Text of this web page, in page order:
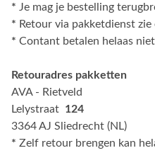
* Je mag je bestelling
* Retour via pakketdienst
* Contant betalen helaas
Retouradres pakketten
AVA - Rietveld
Lelystraat 124
3364 AJ Sliedrecht (NL)
* Zelf retour brengen kan